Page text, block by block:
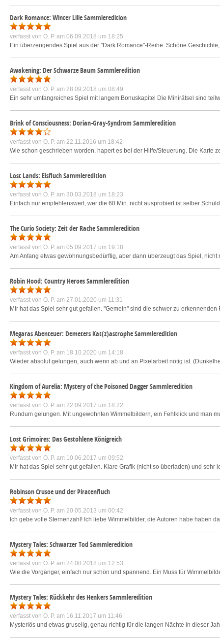
Dark Romance: Winter Lilie Sammleredition
verfasst von O. P. am 06.09.2018 um 18:25
Ein überzeugendes Spiel aus der "Dark Romance"-Reihe. Schöne
Awakening: Der Schwarze Baum Sammleredition
verfasst von O. P. am 28.09.2018 um 08:49
Ein sehr umfangreiches Spiel mit langem Bonuskapitel Die Minirätsel sind
Brink of Consciousness: Dorian-Gray-Syndrom Sammleredition
verfasst von O. P. am 22.11.2016 um 18:42
Wie schon geschrieben worden, hapert es bei der Hilfe/Steuerung. Die Karte
Lost Lands: Eisfluch Sammleredition
verfasst von O. P. am 30.03.2018 um 18:23
Einfach nur empfehlenswert, wer die 60 Min. nicht ausprobiert ist selber
The Curio Society: Zeit der Rache Sammleredition
verfasst von O. P. am 05.09.2017 um 19:18
Am Anfang etwas gewöhnungsbedürftig, aber dann überzeugt das Spiel,
Robin Hood: Country Heroes Sammleredition
verfasst von O. P. am 27.01.2020 um 11:31
Mir hat das Spiel sehr gut gefallen. "Gemein" sind die schwer zu
Megaras Abenteuer: Demeters Kat(z)astrophe Sammleredition
verfasst von O. P. am 18.10.2020 um 14:18
Wieder absolut gelungen, auch wenn ab und an Pixelarbeit nötig ist.
Kingdom of Aurelia: Mystery of the Poisoned Dagger Sammleredition
verfasst von O. P. am 22.09.2017 um 18:22
Rundum gelungen. Mit ungewohnten Wimmelbildern, ein Fehlklick und man
Lost Grimoires: Das Gestohlene Königreich
verfasst von O. P. am 10.06.2017 um 09:52
Mir hat das Spiel sehr gut gefallen. Klare Grafik (nicht so überladen) und sehr
Robinson Crusoe und der Piratenfluch
verfasst von O. P. am 20.05.2013 um 00:42
Ich gebe volle Sternenzahl! Ich liebe Wimmelbilder, die Autoren habe haben
Mystery Tales: Schwarzer Tod Sammleredition
verfasst von O. P. am 24.08.2018 um 12:53
Wie die Vorgänger, einfach nur schön und spannend. Ein Muss für
Mystery Tales: Rückkehr des Henkers Sammleredition
verfasst von O. P. am 16.11.2017 um 11:46
Mysteriös und etwas gruselig, genau richtig für die langen Nächte in dieser